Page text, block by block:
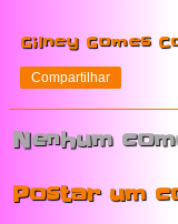
Gilney Gomes
Compartilhar
Nenhum
Postar um